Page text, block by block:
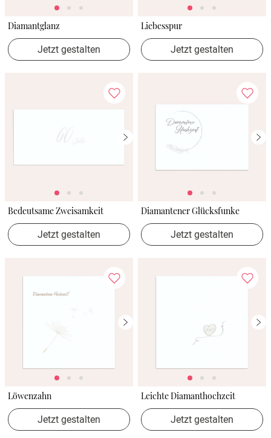
Diamantglanz
Jetzt gestalten
Liebesspur
Jetzt gestalten
Bedeutsame Zweisamkeit
Jetzt gestalten
Diamantener Glücksfunke
Jetzt gestalten
Löwenzahn
Jetzt gestalten
Leichte Diamanthochzeit
Jetzt gestalten